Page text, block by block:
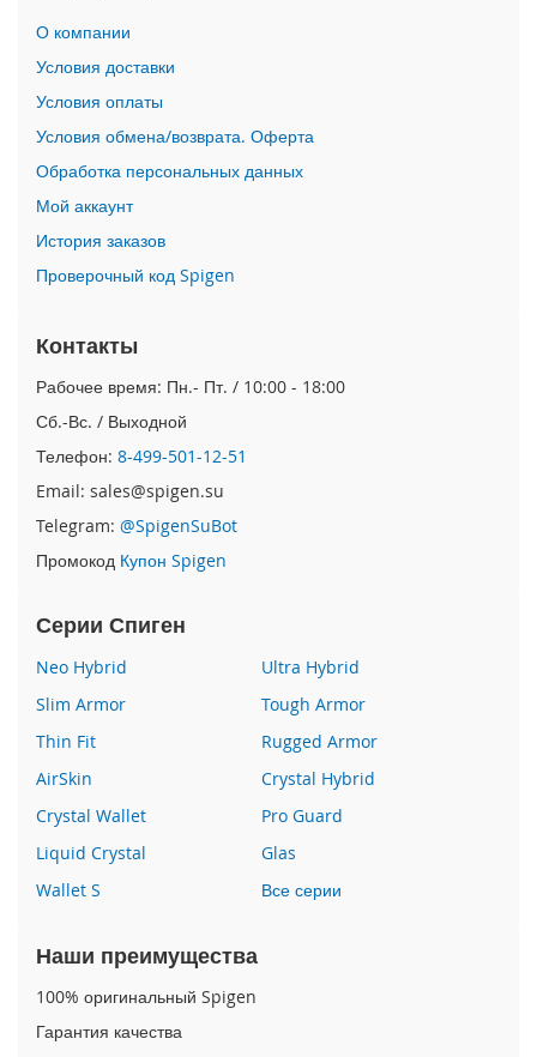
P
h
o
n
e
1
7
P
r
o
i
o
n
e
A
i
r
i
P
h
e
7
P
h
o
n
1
6
P
o
a
О компании
Условия доставки
Условия оплаты
Условия обмена/возврата. Оферта
Обработка персональных данных
Мой аккаунт
История заказов
Проверочный код Spigen
Контакты
Рабочее время: Пн.- Пт. / 10:00 - 18:00
Сб.-Вс. / Выходной
Телефон: 8-499-501-12-51
Email: sales@spigen.su
Telegram: @SpigenSuBot
Промокод Купон Spigen
Серии Спиген
Neo Hybrid
Ultra Hybrid
Slim Armor
Tough Armor
Thin Fit
Rugged Armor
AirSkin
Crystal Hybrid
Crystal Wallet
Pro Guard
Liquid Crystal
Glas
Wallet S
Все серии
Наши преимущества
100% оригинальный Spigen
Гарантия качества